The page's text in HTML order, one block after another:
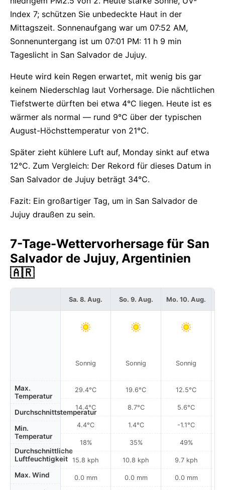
Index 7; schützen Sie unbedeckte Haut in der
Mittagszeit. Sonnenaufgang war um 07:52 AM,
Sonnenuntergang ist um 07:01 PM: 11 h 9 min
Tageslicht in San Salvador de Jujuy.
Heute wird kein Regen erwartet, mit wenig bis gar
keinem Niederschlag laut Vorhersage. Die nächtlichen
Tiefstwerte dürften bei etwa 4°C liegen. Heute ist es
wärmer als normal — rund 9°C über der typischen
August-Höchsttemperatur von 21°C.
Später zieht kühlere Luft auf, Monday sinkt auf etwa
12°C. Zum Vergleich: Der Rekord für dieses Datum in
San Salvador de Jujuy beträgt 34°C.
Fazit: Ein großartiger Tag, um in San Salvador de
Jujuy draußen zu sein.
7-Tage-Wettervorhersage für San
Salvador de Jujuy, Argentinien
🇦🇷
Max.
Temperatur
Durchschnittstemperatur
Min.
Temperatur
Durchschnittliche
Luftfeuchtigkeit
Max. Wind
Sa. 8. Aug.
Sonnig
29.4°C
14.4°C
4.4°C
18%
15.8 kph
0.0 mm
So. 9. Aug.
Sonnig
19.6°C
8.7°C
1.4°C
35%
10.8 kph
0.0 mm
Mo. 10. Aug.
Sonnig
12.5°C
5.6°C
-1.1°C
49%
9.7 kph
0.0 mm